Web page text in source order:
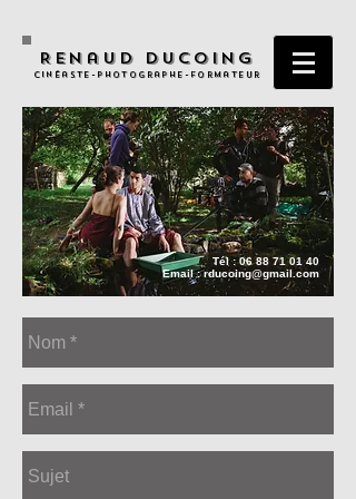
Renaud Ducoing
Cinéaste-Photographe-Formateur
Tél :06 88 71 01 40
Email :rducoing@gmail.com